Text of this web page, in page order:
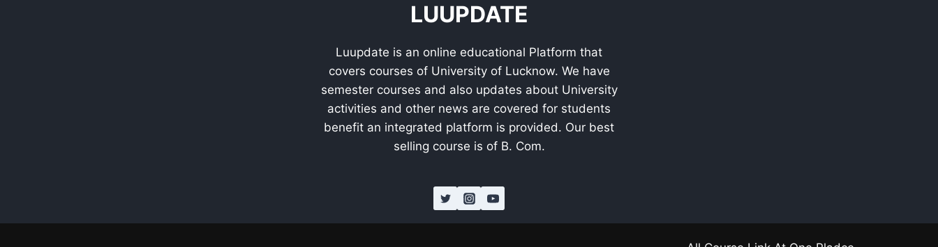
LUUPDATE
Luupdate is an online educational Platform that
covers courses of University of Lucknow. We have
semester courses and also updates about University
activities and other news are covered for students
benefit an integrated platform is provided. Our best
selling course is of B. Com.